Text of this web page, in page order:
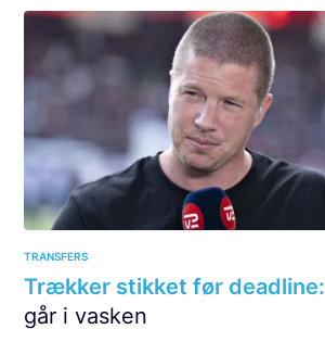
TRANSFERS
Trækker stikket før deadline:
går i vasken